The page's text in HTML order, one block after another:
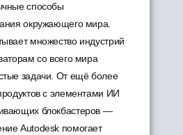
способы
окружающего мира.
множество индустрий
со всего мира
задачи. От ещё более
с элементами ИИ
блокбастеров —
Autodesk помогает